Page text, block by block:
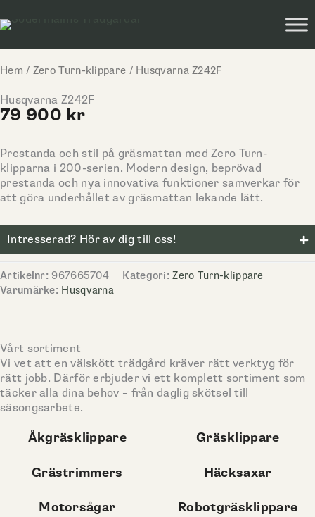
till
Hem / Zero Turn-klippare / Husqvarna Z242F
Husqvarna Z242F
79 900 kr
Prestanda och stil på gräsmattan med Zero Turn-
klipparna i 200-serien. Modern design, beprövad
prestanda och nya innovativa funktioner samverkar för
att göra underhållet av gräsmattan lekande lätt.
Intresserad? Hör av dig till oss!
Artikelnr:967665704 Kategori:Zero Turn-klippare
Varumärke: Husqvarna
Vårt sortiment
Vi vet att en välskött trädgård kräver rätt verktyg för
rätt jobb. Därför erbjuder vi ett komplett sortiment som
täcker alla dina behov – från daglig skötsel till
säsongsarbete.
Åkgräsklippare Gräsklippare
Grästrimmers Häcksaxar
Motorsågar Robotgräsklippare